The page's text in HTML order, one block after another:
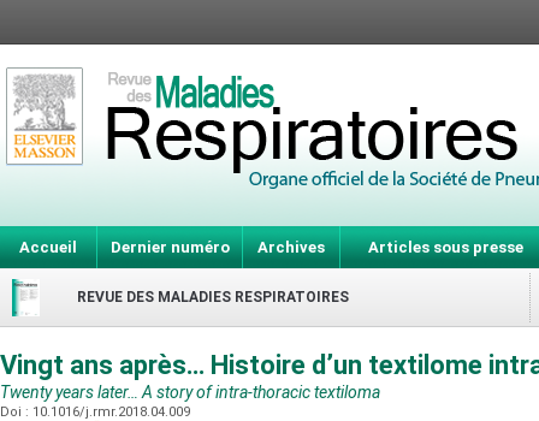
Accueil Dernier numéro Archives Articles sous presse
REVUE DES MALADIES RESPIRATOIRES
Vingt ans après… Histoire d’un textilome
Twenty years later… A story of intra-thoracic textiloma
Doi : 10.1016/j.rmr.2018.04.009